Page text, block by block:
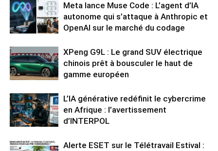
Meta lance Muse Code : L’agent d’IA
autonome qui s’attaque à Anthropic et
OpenAI sur le marché du codage
XPeng G9L : Le grand SUV électrique
chinois prêt à bousculer le haut de
gamme européen
L’IA générative redéfinit le cybercrime
en Afrique : l’avertissement
d’INTERPOL
Alerte ESET sur le Télétravail Estival :